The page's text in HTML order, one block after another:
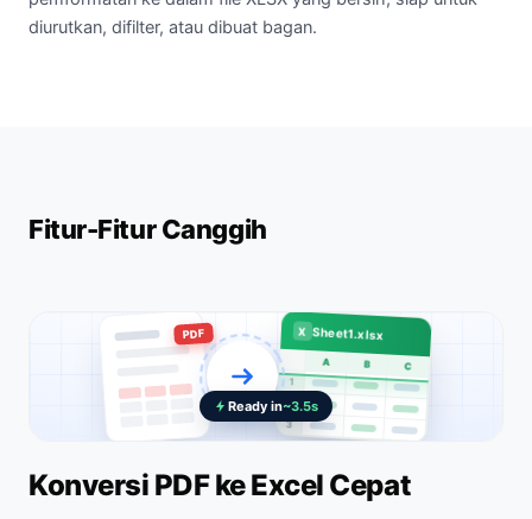
diurutkan, difilter, atau dibuat bagan.
Fitur-Fitur Canggih
PDF X Sheet1.xlsx
A B C
1
2
3
Ready in~3.5s
Konversi PDF ke Excel Cepat